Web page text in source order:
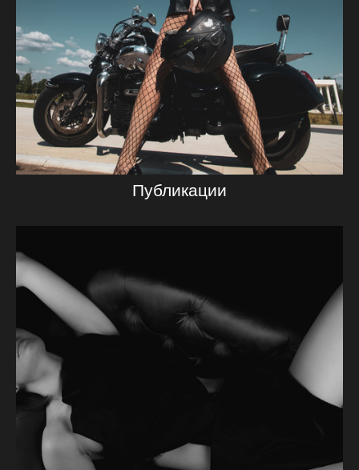
Публикации